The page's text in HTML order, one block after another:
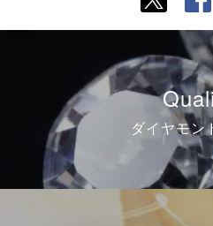
ダイヤモン